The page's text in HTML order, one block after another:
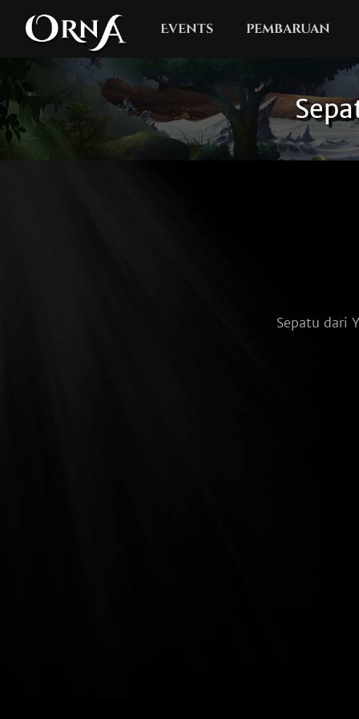
Events pembaruan
Sepatu dari